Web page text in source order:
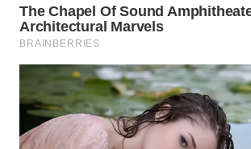
WN
TAPANULI
UTARA
WN
SAMOSIR